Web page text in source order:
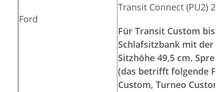
Ford
Transit Connect (PU2)
Für Transit Custom bis
Schlafsitzbank mit der
Sitzhöhe 49,5 cm.
(das betrifft folgende
Custom, Turneo Custom